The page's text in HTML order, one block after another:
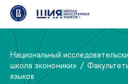
Национальный
школа экономики»
языков